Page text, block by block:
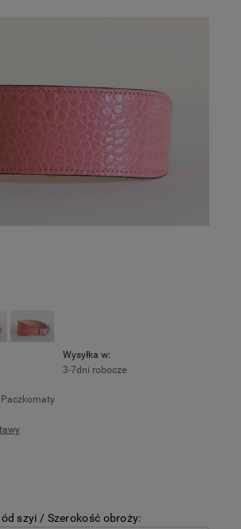
Wysyłka w:
3-7dni robocze
ewentualnych kosztów płatności
szyi / Szerokość obroży: